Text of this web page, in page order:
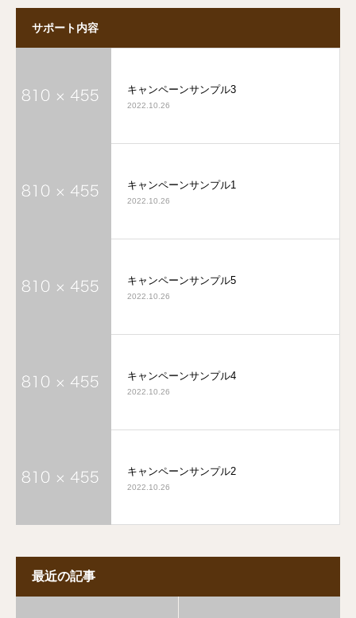
サポート内容
キャンペーンサンプル3
2022.10.26
キャンペーンサンプル1
2022.10.26
キャンペーンサンプル5
2022.10.26
キャンペーンサンプル4
2022.10.26
キャンペーンサンプル2
2022.10.26
最近の記事